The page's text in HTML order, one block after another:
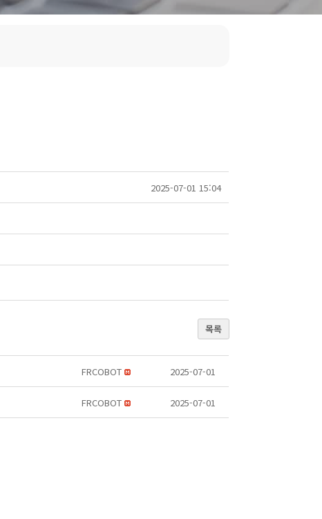
2025-07-01 15:04
목록
FRCOBOT 2025-07-01
FRCOBOT 2025-07-01